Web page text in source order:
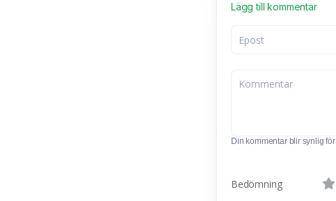
Lägg till kommentar
Din kommentar blir synlig
Bedömning